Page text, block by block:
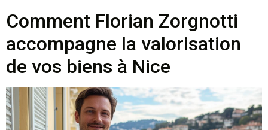
Comment Florian Zorgnotti
accompagne la valorisation
de vos biens à Nice